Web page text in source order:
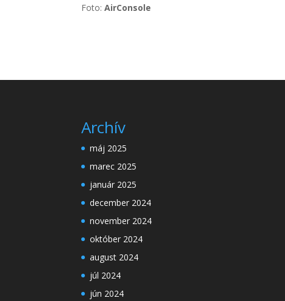
Foto:AirConsole
Archív
máj 2025
marec 2025
január 2025
december 2024
november 2024
október 2024
august 2024
júl 2024
jún 2024